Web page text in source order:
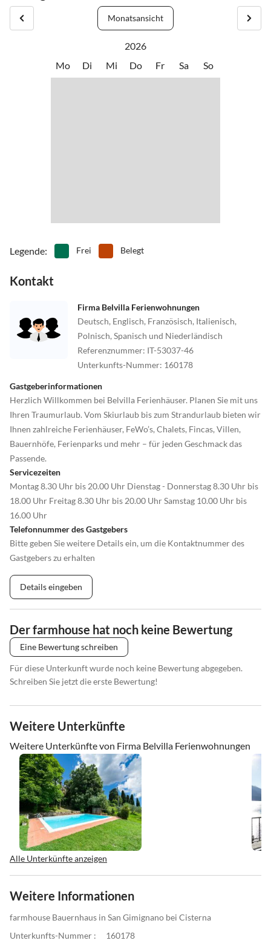
Monatsansicht
2026
Mo
Di Mi Do Fr Sa So
Legende: Frei Belegt
Kontakt
Firma Belvilla Ferienwohnungen
Deutsch, Englisch, Französisch, Italienisch,
Polnisch, Spanisch und Niederländisch
Referenznummer: IT-53037-46
Unterkunfts-Nummer: 160178
Gastgeberinformationen
Herzlich Willkommen bei Belvilla Ferienhäuser. Planen Sie mit uns
Ihren Traumurlaub. Vom Skiurlaub bis zum Strandurlaub bieten wir
Ihnen zahlreiche Ferienhäuser, FeWo’s, Chalets, Fincas, Villen,
Bauernhöfe, Ferienparks und mehr – für jeden Geschmack das
Passende.
Servicezeiten
Montag 8.30 Uhr bis 20.00 Uhr Dienstag - Donnerstag 8.30 Uhr bis
18.00 Uhr Freitag 8.30 Uhr bis 20.00 Uhr Samstag 10.00 Uhr bis
16.00 Uhr
Telefonnummer des Gastgebers
Bitte geben Sie weitere Details ein, um die Kontaktnummer des
Gastgebers zu erhalten
Details eingeben
Der farmhouse hat noch keine Bewertung
Eine Bewertung schreiben
Für diese Unterkunft wurde noch keine Bewertung abgegeben.
Schreiben Sie jetzt die erste Bewertung!
Weitere Unterkünfte
Weitere Unterkünfte von Firma Belvilla Ferienwohnungen
Alle Unterkünfte anzeigen
Weitere Informationen
farmhouse Bauernhaus in San Gimignano bei Cisterna
Unterkunfts-Nummer :
160178